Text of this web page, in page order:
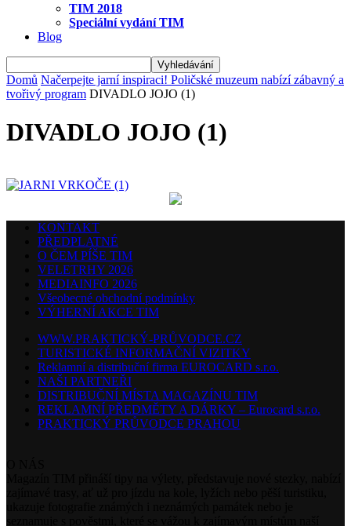
TIM 2018
Speciální vydání TIM
Blog
Domů Načerpejte jarní inspiraci! Poličské muzeum nabízí zábavný a
tvořivý program DIVADLO JOJO (1)
DIVADLO JOJO (1)
KONTAKT
PŘEDPLATNÉ
O ČEM PÍŠE TIM
VELETRHY 2026
MEDIAINFO 2026
Všeobecné obchodní podmínky
VÝHERNÍ AKCE TIM
WWW.PRAKTICKÝ-PRŮVODCE.CZ
TURISTICKÉ INFORMAČNÍ VIZITKY
Reklamní a distribuční firma EUROCARD s.r.o.
NAŠI PARTNEŘI
DISTRIBUČNÍ MÍSTA MAGAZÍNU TIM
REKLAMNÍ PŘEDMĚTY A DÁRKY – Eurocard s.r.o.
PRAKTICKÝ PRŮVODCE PRAHOU